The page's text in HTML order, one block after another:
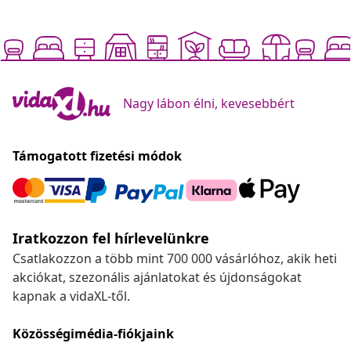
Nagy lábon élni, kevesebbért
Támogatott fizetési módok
Iratkozzon fel hírlevelünkre
Csatlakozzon a több mint 700 000 vásárlóhoz, akik heti
akciókat, szezonális ajánlatokat és újdonságokat
kapnak a vidaXL-től.
Közösségimédia-fiókjaink